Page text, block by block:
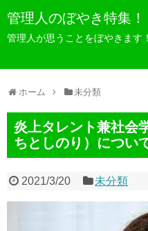
管理人のぼやき特集！
管理人が思うことをぼやきます！
ホーム 未分類
炎上タレント兼社会
ちとしのり）につい
2021/3/20 未分類